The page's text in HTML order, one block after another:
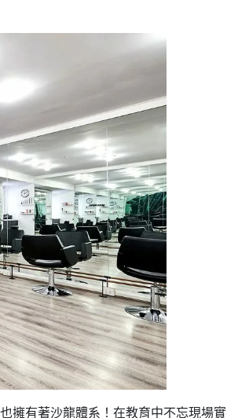
擁有著沙龍體系！在教育中不忘現場實